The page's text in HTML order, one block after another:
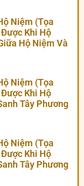
Niệm (Tọa
Khi Hộ
Hộ Niệm Và
Niệm (Tọa
Khi Hộ
Tây Phương
Niệm (Tọa
Khi Hộ
Tây Phương